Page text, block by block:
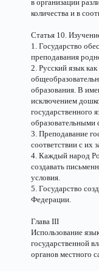
в организации
количества и в
Статья 10.
1. Государство
преподавания
2. Русский язык
образования. В
исключением
государственного
образовательными
3. Преподавание
соответствии с их
4. Каждый народ
создавать
условия.
5. Государство
Федерации.
Глава III
Использование
государственной
органов местного